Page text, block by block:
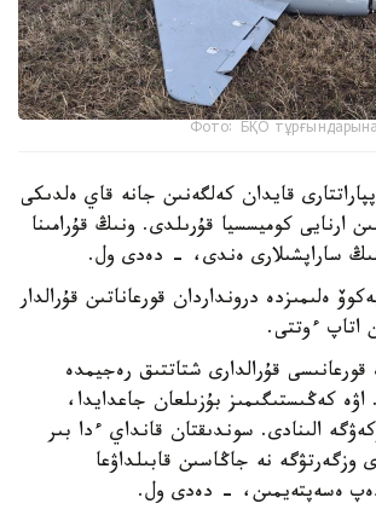
Фото: БҚО
قايدان كەلگەنىن جانە قاي ەلدىكى
ارنايى كوميسسيا قۇرىلدى. ونىڭ قۇرامىنا
ساراپشىلارى ەندى، - دەدى ول.
ەلىمىزدە درونداردان قورعاناتىن قۇرالدار
اتاپ ءوتتى.
قورعانىسى قۇرالدارى شتاتتىق رەجيمدە
كەڭىستىگىمىز بۇزىلعان جاعدايدا،
الىنادى. سوندىقتان قانداي ءدا بىر
وزگەرتۋگە نە جاڭاسىن قابىلداۋعا
ەسەپتەيمىن، - دەدى ول.